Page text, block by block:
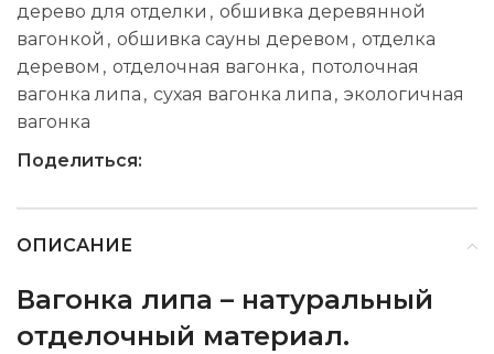
дерево для отделки , обшивка деревянной
вагонкой , обшивка сауны деревом , отделка
деревом , отделочная вагонка , потолочная
вагонка липа , сухая вагонка липа , экологичная
вагонка
Поделиться:
ОПИСАНИЕ
Вагонка липа – натуральный
отделочный материал.